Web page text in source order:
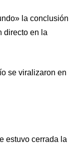
la conclusión
directo en la
se viralizaron en
estuvo cerrada la